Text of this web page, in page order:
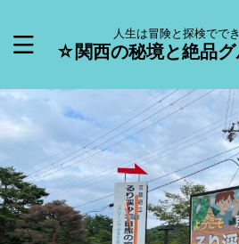
人生は冒険と探検でで
☆関西の秘境と絶品